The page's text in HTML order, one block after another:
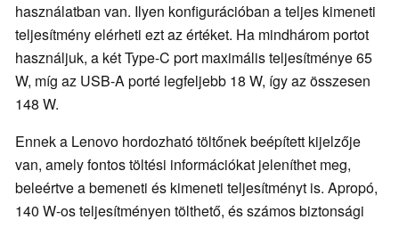
használatban van. Ilyen konfigurációban a teljes kimeneti
teljesítmény elérheti ezt az értéket. Ha mindhárom portot
használjuk, a két Type-C port maximális teljesítménye 65
W, míg az USB-A porté legfeljebb 18 W, így az összesen
148 W.
Ennek a Lenovo hordozható töltőnek beépített kijelzője
van, amely fontos töltési információkat jeleníthet meg,
beleértve a bemeneti és kimeneti teljesítményt is. Apropó,
140 W-os teljesítményen tölthető, és számos biztonsági